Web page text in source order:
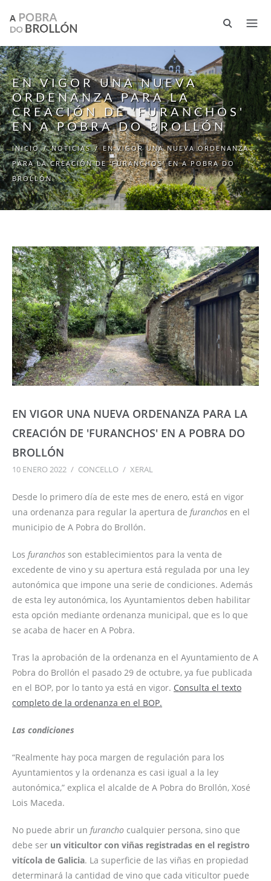
EN VIGOR UNA NUEVA
ORDENANZA PARA LA
CREACIÓN DE 'FURANCHOS'
EN A POBRA DO BROLLÓN
INICIO / NOTICIAS / EN VIGOR UNA NUEVA ORDENANZA
PARA LA CREACIÓN DE 'FURANCHOS' EN A POBRA DO
BROLLÓN
EN VIGOR UNA NUEVA ORDENANZA PARA LA
CREACIÓN DE 'FURANCHOS' EN A POBRA DO
BROLLÓN
10 ENERO 2022 / CONCELLO / XERAL
Desde lo primero día de este mes de enero, está en vigor
una ordenanza para regular la apertura de furanchos en el
municipio de A Pobra do Brollón.
Los furanchos son establecimientos para la venta de
excedente de vino y su apertura está regulada por una ley
autonómica que impone una serie de condiciones. Además
de esta ley autonómica, los Ayuntamientos deben habilitar
esta opción mediante ordenanza municipal, que es lo que
se acaba de hacer en A Pobra.
Tras la aprobación de la ordenanza en el Ayuntamiento de A
Pobra do Brollón el pasado 29 de octubre, ya fue publicada
en el BOP, por lo tanto ya está en vigor. Consulta el texto
completo de la ordenanza en el BOP.
Las condiciones
“Realmente hay poca margen de regulación para los
Ayuntamientos y la ordenanza es casi igual a la ley
autonómica,” explica el alcalde de A Pobra do Brollón, Xosé
Lois Maceda.
No puede abrir un furancho cualquier persona, sino que
debe ser un viticultor con viñas registradas en el registro
vitícola de Galicia. La superficie de las viñas en propiedad
determinará la cantidad de vino que cada viticultor puede